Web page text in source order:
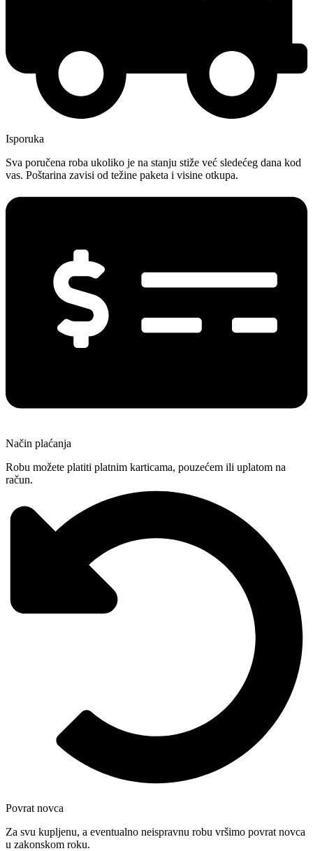
Isporuka
Sva poručena roba ukoliko je na stanju stiže već sledećeg dana kod
vas. Poštarina zavisi od težine paketa i visine otkupa.
Način plaćanja
Robu možete platiti platnim karticama, pouzećem ili uplatom na
račun.
Povrat novca
Za svu kupljenu, a eventualno neispravnu robu vršimo povrat novca
u zakonskom roku.